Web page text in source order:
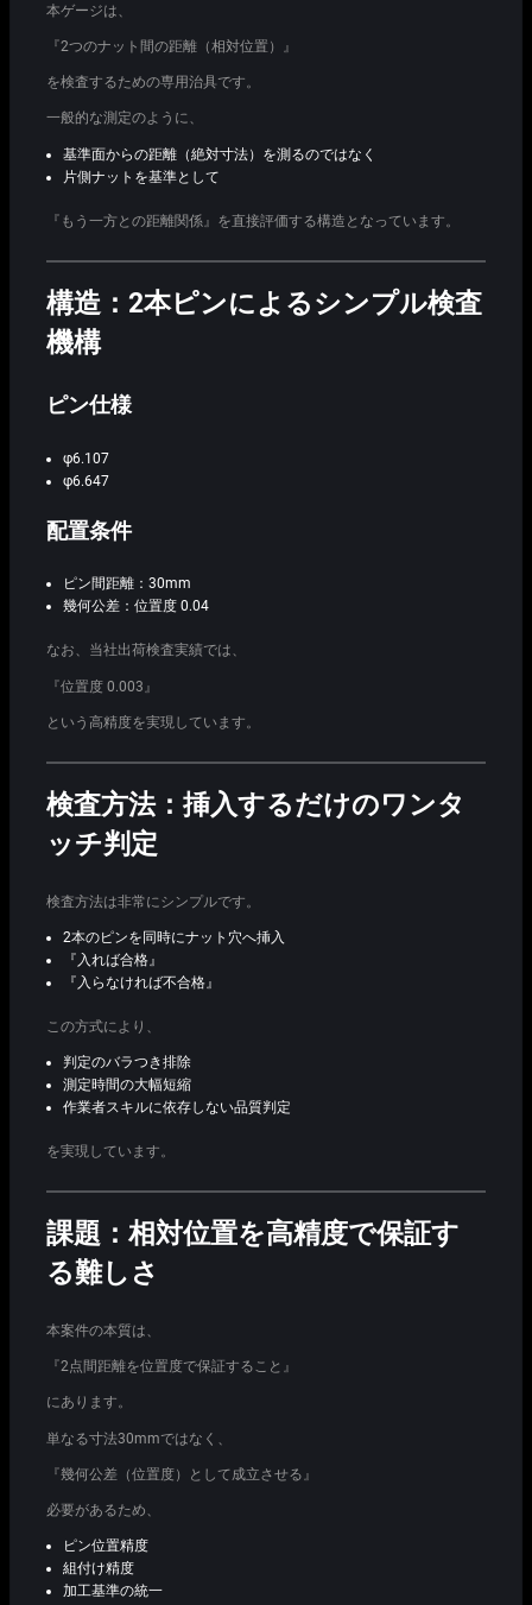
本ゲージは、
『2つのナット間の距離（相対位置）』
を検査するための専用治具です。
一般的な測定のように、
基準面からの距離（絶対寸法）を測るのではなく
片側ナットを基準として
『もう一方との距離関係』を直接評価する構造となっています。
構造：2本ピンによるシンプル検査
機構
ピン仕様
φ6.107
φ6.647
配置条件
ピン間距離：30mm
幾何公差：位置度 0.04
なお、当社出荷検査実績では、
『位置度 0.003』
という高精度を実現しています。
検査方法：挿入するだけのワンタ
ッチ判定
検査方法は非常にシンプルです。
2本のピンを同時にナット穴へ挿入
『入れば合格』
『入らなければ不合格』
この方式により、
判定のバラつき排除
測定時間の大幅短縮
作業者スキルに依存しない品質判定
を実現しています。
課題：相対位置を高精度で保証す
る難しさ
本案件の本質は、
『2点間距離を位置度で保証すること』
にあります。
単なる寸法30mmではなく、
『幾何公差（位置度）として成立させる』
必要があるため、
ピン位置精度
組付け精度
加工基準の統一